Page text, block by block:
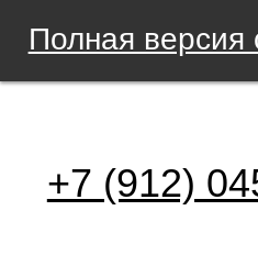
Полная версия
+7 (912)